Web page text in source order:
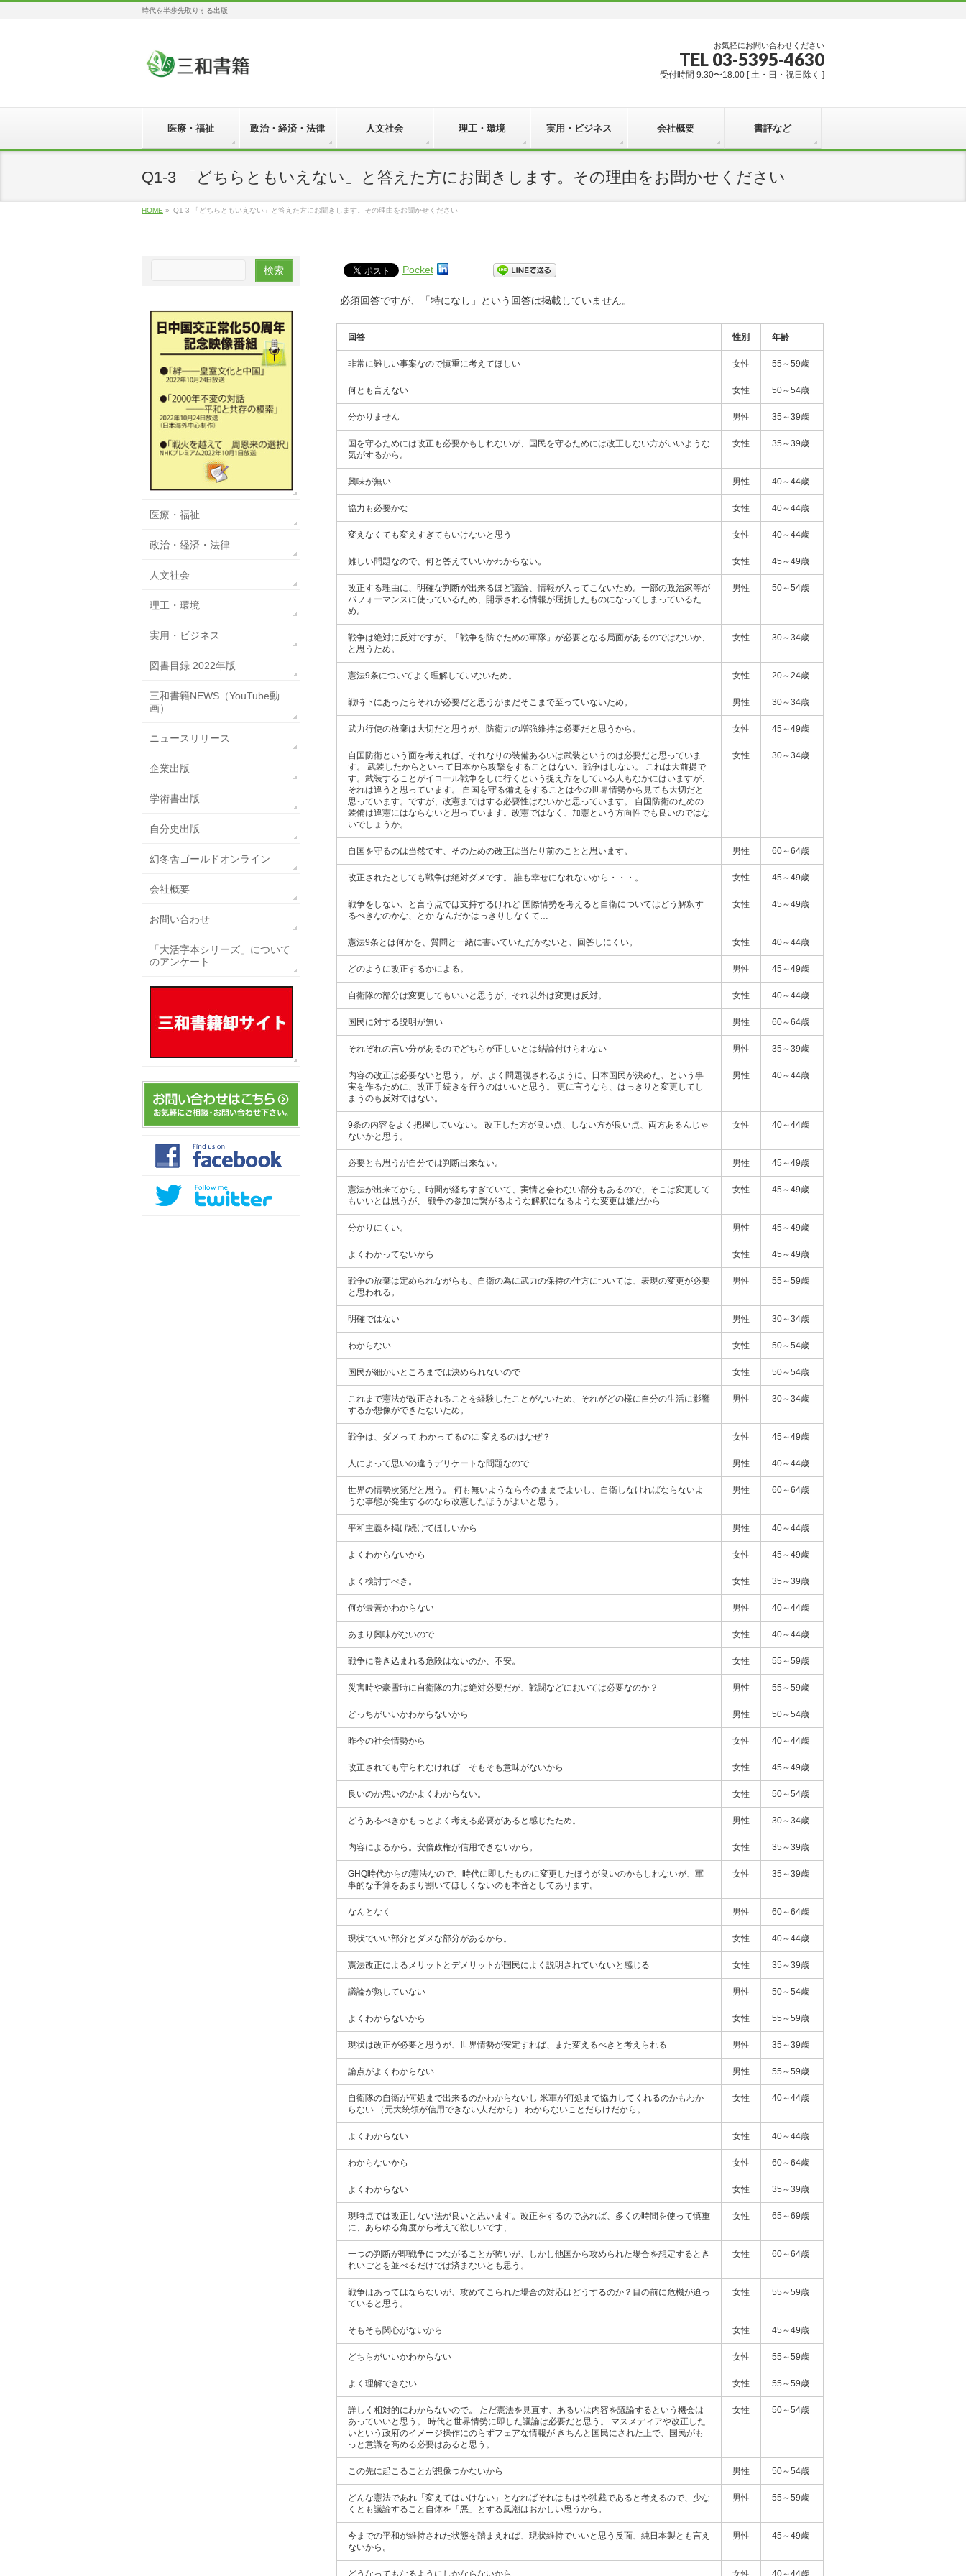
時代を半歩先取りする出版
お気軽にお問い合わせください
TEL 03-5395-4630
受付時間 9:30〜18:00 [ 土・日・祝日除く ]
医療・福祉 政治・経済・法律 人文社会 理工・環境 実用・ビジネス 会社概要 書評など
Q1-3 「どちらともいえない」と答えた方にお聞きします。その理由をお聞かせください
HOME » Q1-3 「どちらともいえない」と答えた方にお聞きします。その理由をお聞かせください
Pocket
必須回答ですが、「特になし」という回答は掲載していません。
回答 性別 年齢
非常に難しい事案なので慎重に考えてほしい 女性 55～59歳
何とも言えない 女性 50～54歳
分かりません 男性 35～39歳
国を守るためには改正も必要かもしれないが、国民を守るためには改正しない方がいいような
気がするから。
女性 35～39歳
興味が無い 男性 40～44歳
協力も必要かな 女性 40～44歳
変えなくても変えすぎてもいけないと思う 女性 40～44歳
難しい問題なので、何と答えていいかわからない。 女性 45～49歳
改正する理由に、明確な判断が出来るほど議論、情報が入ってこないため。一部の政治家等が
パフォーマンスに使っているため、開示される情報が屈折したものになってしまっているた
め。
男性 50～54歳
戦争は絶対に反対ですが、「戦争を防ぐための軍隊」が必要となる局面があるのではないか、
と思うため。
女性 30～34歳
憲法9条についてよく理解していないため。 女性 20～24歳
戦時下にあったらそれが必要だと思うがまだそこまで至っていないため。 男性 30～34歳
武力行使の放棄は大切だと思うが、防衛力の増強維持は必要だと思うから。 女性 45～49歳
自国防衛という面を考えれば、それなりの装備あるいは武装というのは必要だと思っていま
す。 武装したからといって日本から攻撃をすることはない。戦争はしない。 これは大前提で
す。武装することがイコール戦争をしに行くという捉え方をしている人もなかにはいますが、
それは違うと思っています。 自国を守る備えをすることは今の世界情勢から見ても大切だと
思っています。ですが、改憲まではする必要性はないかと思っています。 自国防衛のための
装備は違憲にはならないと思っています。改憲ではなく、加憲という方向性でも良いのではな
いでしょうか。
女性 30～34歳
自国を守るのは当然です、そのための改正は当たり前のことと思います。 男性 60～64歳
改正されたとしても戦争は絶対ダメです。 誰も幸せになれないから・・・。 女性 45～49歳
戦争をしない、と言う点では支持するけれど 国際情勢を考えると自衛についてはどう解釈す
るべきなのかな、とか なんだかはっきりしなくて…
女性 45～49歳
憲法9条とは何かを、質問と一緒に書いていただかないと、回答しにくい。 女性 40～44歳
どのように改正するかによる。 男性 45～49歳
自衛隊の部分は変更してもいいと思うが、それ以外は変更は反対。 女性 40～44歳
国民に対する説明が無い 男性 60～64歳
それぞれの言い分があるのでどちらが正しいとは結論付けられない 男性 35～39歳
内容の改正は必要ないと思う。 が、よく問題視されるように、日本国民が決めた、という事
実を作るために、改正手続きを行うのはいいと思う。 更に言うなら、はっきりと変更してし
まうのも反対ではない。
男性 40～44歳
9条の内容をよく把握していない。 改正した方が良い点、しない方が良い点、両方あるんじゃ
ないかと思う。
女性 40～44歳
必要とも思うが自分では判断出来ない。 男性 45～49歳
憲法が出来てから、時間が経ちすぎていて、実情と会わない部分もあるので、そこは変更して
もいいとは思うが、 戦争の参加に繋がるような解釈になるような変更は嫌だから
女性 45～49歳
分かりにくい。 男性 45～49歳
よくわかってないから 女性 45～49歳
戦争の放棄は定められながらも、自衛の為に武力の保持の仕方については、表現の変更が必要
と思われる。
男性 55～59歳
明確ではない 男性 30～34歳
わからない 女性 50～54歳
国民が細かいところまでは決められないので 女性 50～54歳
これまで憲法が改正されることを経験したことがないため、それがどの様に自分の生活に影響
するか想像ができたないため。
男性 30～34歳
戦争は、ダメって わかってるのに 変えるのはなぜ？ 女性 45～49歳
人によって思いの違うデリケートな問題なので 男性 40～44歳
世界の情勢次第だと思う。 何も無いようなら今のままでよいし、自衛しなければならないよ
うな事態が発生するのなら改憲したほうがよいと思う。
男性 60～64歳
平和主義を掲げ続けてほしいから 男性 40～44歳
よくわからないから 女性 45～49歳
よく検討すべき。 女性 35～39歳
何が最善かわからない 男性 40～44歳
あまり興味がないので 女性 40～44歳
戦争に巻き込まれる危険はないのか、不安。 女性 55～59歳
災害時や豪雪時に自衛隊の力は絶対必要だが、戦闘などにおいては必要なのか？ 男性 55～59歳
どっちがいいかわからないから 男性 50～54歳
昨今の社会情勢から 女性 40～44歳
改正されても守られなければ そもそも意味がないから 女性 45～49歳
良いのか悪いのかよくわからない。 女性 50～54歳
どうあるべきかもっとよく考える必要があると感じたため。 男性 30～34歳
内容によるから。安倍政権が信用できないから。 女性 35～39歳
GHQ時代からの憲法なので、時代に即したものに変更したほうが良いのかもしれないが、軍
事的な予算をあまり割いてほしくないのも本音としてあります。
女性 35～39歳
なんとなく 男性 60～64歳
現状でいい部分とダメな部分があるから。 女性 40～44歳
憲法改正によるメリットとデメリットが国民によく説明されていないと感じる 女性 35～39歳
議論が熟していない 男性 50～54歳
よくわからないから 女性 55～59歳
現状は改正が必要と思うが、世界情勢が安定すれば、また変えるべきと考えられる 男性 35～39歳
論点がよくわからない 男性 55～59歳
自衛隊の自衛が何処まで出来るのかわからないし 米軍が何処まで協力してくれるのかもわか
らない （元大統領が信用できない人だから） わからないことだらけだから。
女性 40～44歳
よくわからない 女性 40～44歳
わからないから 女性 60～64歳
よくわからない 女性 35～39歳
現時点では改正しない法が良いと思います。改正をするのであれば、多くの時間を使って慎重
に、あらゆる角度から考えて欲しいです、
女性 65～69歳
一つの判断が即戦争につながることが怖いが、しかし他国から攻められた場合を想定するとき
れいごとを並べるだけでは済まないとも思う。
女性 60～64歳
戦争はあってはならないが、攻めてこられた場合の対応はどうするのか？目の前に危機が迫っ
ていると思う。
女性 55～59歳
そもそも関心がないから 女性 45～49歳
どちらがいいかわからない 女性 55～59歳
よく理解できない 女性 55～59歳
詳しく相対的にわからないので。 ただ憲法を見直す、あるいは内容を議論するという機会は
あっていいと思う。 時代と世界情勢に即した議論は必要だと思う。 マスメディアや改正した
いという政府のイメージ操作にのらずフェアな情報が きちんと国民にされた上で、国民がも
っと意識を高める必要はあると思う。
女性 50～54歳
この先に起こることが想像つかないから 男性 50～54歳
どんな憲法であれ「変えてはいけない」となればそれはもはや独裁であると考えるので、少な
くとも議論すること自体を「悪」とする風潮はおかしい思うから。
男性 55～59歳
今までの平和が維持された状態を踏まえれば、現状維持でいいと思う反面、純日本製とも言え
ないから。
男性 45～49歳
どうなってもなるようにしかならないから 女性 40～44歳
医療・福祉
政治・経済・法律
人文社会
理工・環境
実用・ビジネス
図書目録 2022年版
三和書籍NEWS（YouTube動
画）
ニュースリリース
企業出版
学術書出版
自分史出版
幻冬舎ゴールドオンライン
会社概要
お問い合わせ
「大活字本シリーズ」について
のアンケート